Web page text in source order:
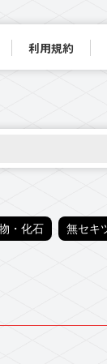
利用規約
・化石 無セキ